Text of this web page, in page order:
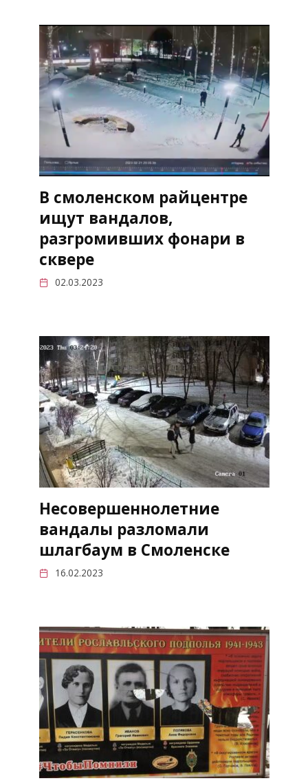
В смоленском райцентре
ищут вандалов,
разгромивших фонари в
сквере
02.03.2023
Несовершеннолетние
вандалы разломали
шлагбаум в Смоленске
16.02.2023